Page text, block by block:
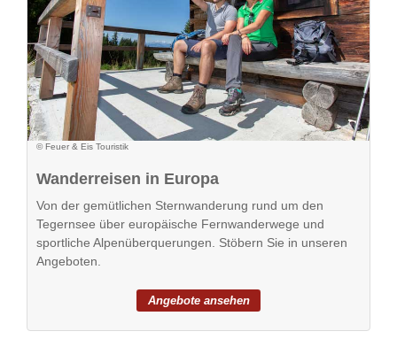
© Feuer & Eis Touristik
Wanderreisen in Europa
Von der gemütlichen Sternwanderung rund um den
Tegernsee über europäische Fernwanderwege und
sportliche Alpenüberquerungen. Stöbern Sie in unseren
Angeboten.